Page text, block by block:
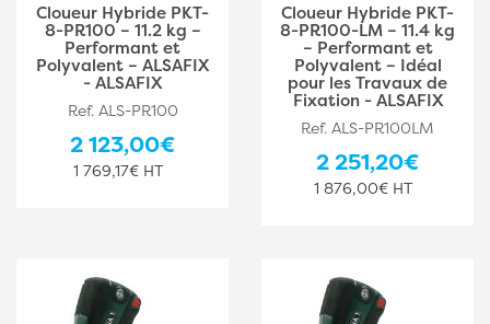
Cloueur Hybride PKT-
8-PR100 – 11.2 kg –
Performant et
Polyvalent – ALSAFIX
- ALSAFIX
Ref. ALS-PR100
2 123,00€
1 769,17€ HT
Cloueur Hybride PKT-
8-PR100-LM – 11.4 kg
– Performant et
Polyvalent – Idéal
pour les Travaux de
Fixation - ALSAFIX
Ref. ALS-PR100LM
2 251,20€
1 876,00€ HT